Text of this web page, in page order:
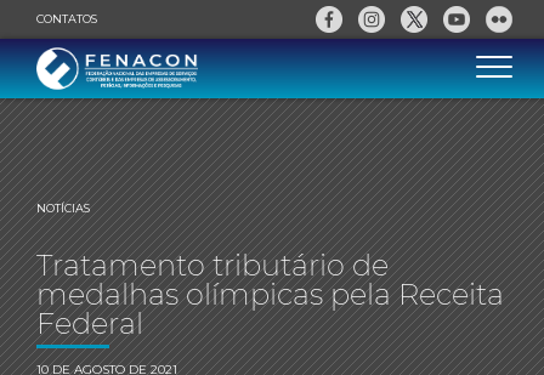
CONTATOS
NOTÍCIAS
Tratamento tributário de
medalhas olímpicas pela Receita
Federal
10 DE AGOSTO DE 2021